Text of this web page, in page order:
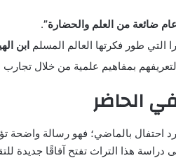
.
التي طور فكرتها العالم المسلم ابن
بمفاهيم علمية من خلال
الحاضر
احتفال بالماضي؛ فهو رسالة واضحة
دراسة هذا التراث تفتح آفاقًا جديدة